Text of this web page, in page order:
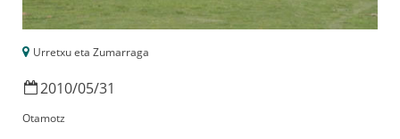
Urretxu eta Zumarraga
2010/05/31
Otamotz